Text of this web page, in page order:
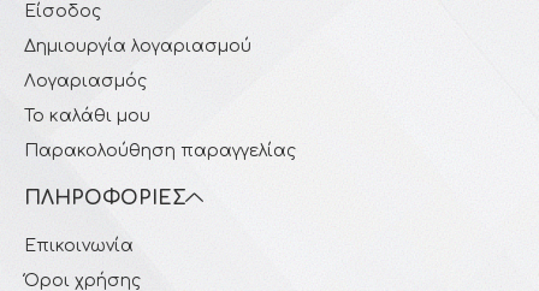
Είσοδος
Δημιουργία λογαριασμού
Λογαριασμός
Το καλάθι μου
Παρακολούθηση παραγγελίας
ΠΛΗΡΟΦΟΡΊΕΣ
Επικοινωνία
Όροι χρήσης